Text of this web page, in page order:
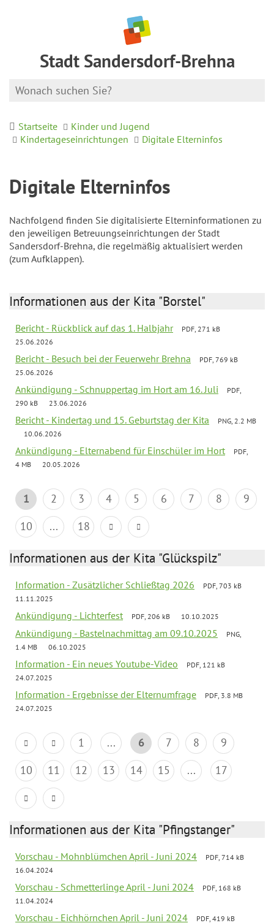
Stadt Sandersdorf-Brehna
Startseite
Kinder und Jugend
Kindertageseinrichtungen
Digitale Elterninfos
Digitale Elterninfos
Nachfolgend finden Sie digitalisierte Elterninformationen zu
den jeweiligen Betreuungseinrichtungen der Stadt
Sandersdorf-Brehna, die regelmäßig aktualisiert werden
(zum Aufklappen).
Informationen aus der Kita "Borstel"
Bericht - Rückblick auf das 1. Halbjahr
PDF, 271 kB
25.06.2026
Bericht - Besuch bei der Feuerwehr Brehna
PDF, 769 kB
25.06.2026
Ankündigung - Schnuppertag im Hort am 16. Juli
PDF,
290 kB
23.06.2026
Bericht - Kindertag und 15. Geburtstag der Kita
PNG, 2.2 MB
10.06.2026
Ankündigung - Elternabend für Einschüler im Hort
PDF,
4 MB
20.05.2026
1 2 3 4 5 6 7 8
9
10
... 18
Informationen aus der Kita "Glückspilz"
Information - Zusätzlicher Schließtag 2026
PDF, 703 kB
11.11.2025
Ankündigung - Lichterfest PDF, 206 kB 10.10.2025
Ankündigung - Bastelnachmittag am 09.10.2025
PNG,
1.4 MB
06.10.2025
Information - Ein neues Youtube-Video
PDF, 121 kB
24.07.2025
Information - Ergebnisse der Elternumfrage
PDF, 3.8 MB
24.07.2025
1 ... 6 7 8
9
10
11 12 13 14 15 ... 17
Informationen aus der Kita "Pfingstanger"
Vorschau - Mohnblümchen April - Juni 2024
PDF, 714 kB
16.04.2024
Vorschau - Schmetterlinge April - Juni 2024
PDF, 168 kB
11.04.2024
Vorschau - Eichhörnchen April - Juni 2024
PDF, 419 kB